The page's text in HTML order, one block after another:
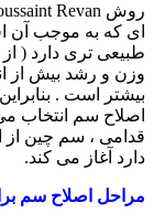
روش Revan
ای که به موجب آن
طبیعی تری دارد (
وزن و رشد بیش از
بیشتر است .
اصلاح سم انتخاب
قدامی ، سم چین از
دارد آغاز می کند.
مراحل اصلاح سم